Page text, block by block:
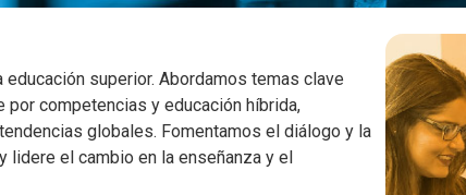
superior. Abordamos temas clave
competencias y educación híbrida,
globales. Fomentamos el diálogo y la
lidere el cambio en la enseñanza y el